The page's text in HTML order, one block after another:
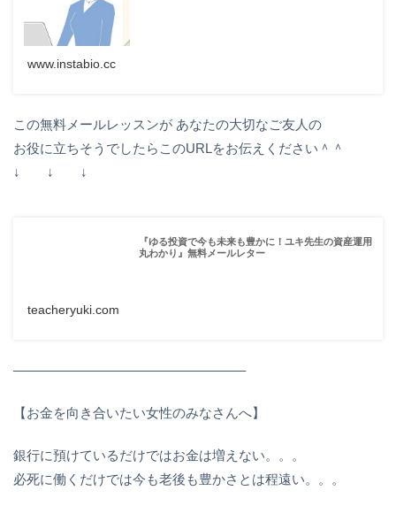
www.instabio.cc
この無料メールレッスンが あなたの大切なご友人の
お役に立ちそうでしたらこのURLをお伝えください＾＾
↓ ↓ ↓
『ゆる投資で今も未来も豊かに！ユキ先生の資産運用
丸わかり』無料メールレター
teacheryuki.com
—————————————————–
【お金を向き合いたい女性のみなさんへ】
銀行に預けているだけではお金は増えない。。。
必死に働くだけでは今も老後も豊かさとは程遠い。。。